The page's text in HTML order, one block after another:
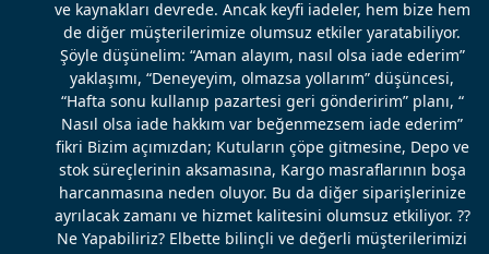
ve kaynakları devrede. Ancak keyfi iadeler, hem bize hem
de diğer müşterilerimize olumsuz etkiler yaratabiliyor.
Şöyle düşünelim: “Aman alayım, nasıl olsa iade ederim”
yaklaşımı, “Deneyeyim, olmazsa yollarım” düşüncesi,
“Hafta sonu kullanıp pazartesi geri gönderirim” planı, “
Nasıl olsa iade hakkım var beğenmezsem iade ederim”
fikri Bizim açımızdan; Kutuların çöpe gitmesine, Depo ve
stok süreçlerinin aksamasına, Kargo masraflarının boşa
harcanmasına neden oluyor. Bu da diğer siparişlerinize
ayrılacak zamanı ve hizmet kalitesini olumsuz etkiliyor. ??
Ne Yapabiliriz? Elbette bilinçli ve değerli müşterilerimizi